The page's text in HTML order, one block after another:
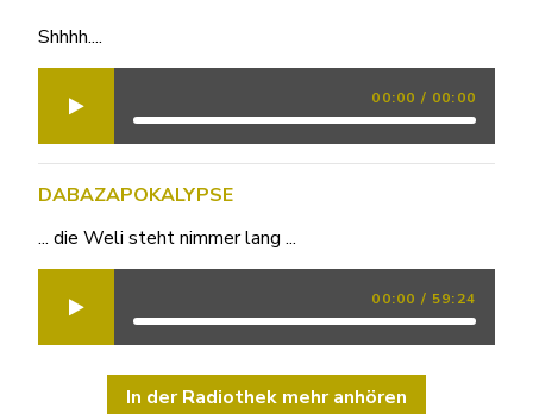
Shhhh....
00:00 / 00:00
DABAZAPOKALYPSE
... die Weli steht nimmer lang ...
00:00 / 59:24
In der Radiothek mehr anhören